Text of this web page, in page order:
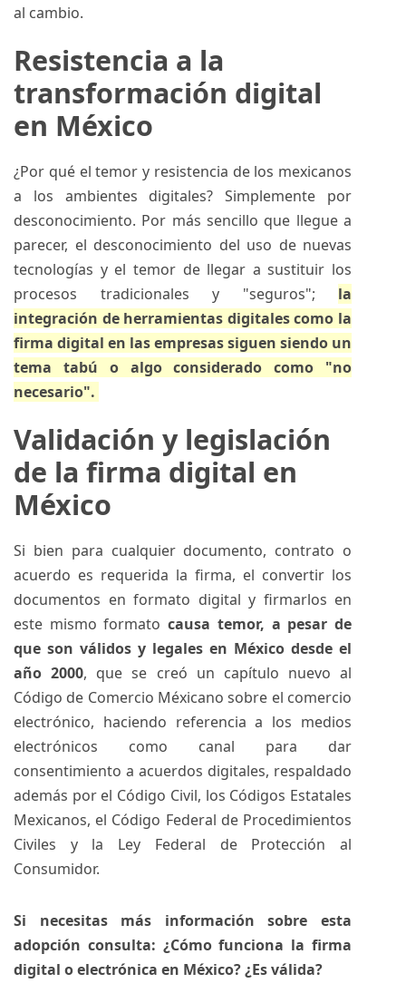
al cambio.
Resistencia a la
transformación digital
en México
¿Por qué el temor y resistencia de los mexicanos
a los ambientes digitales? Simplemente por
desconocimiento. Por más sencillo que llegue a
parecer, el desconocimiento del uso de nuevas
tecnologías y el temor de llegar a sustituir los
procesos tradicionales y "seguros"; la
integración de herramientas digitales como la
firma digital en las empresas siguen siendo un
tema tabú o algo considerado como "no
necesario".
Validación y legislación
de la firma digital en
México
Si bien para cualquier documento, contrato o
acuerdo es requerida la firma, el convertir los
documentos en formato digital y firmarlos en
este mismo formatocausa temor, a pesar de
que son válidos y legales en México desde el
año 2000, que se creó un capítulo nuevo al
Código de Comercio Méxicano sobre el comercio
electrónico, haciendo referencia a los medios
electrónicos como canal para dar
consentimiento a acuerdos digitales, respaldado
además por el Código Civil, los Códigos Estatales
Mexicanos, el Código Federal de Procedimientos
Civiles y la Ley Federal de Protección al
Consumidor.
Si necesitas más información sobre esta
adopción consulta: ¿Cómo funciona la firma
digital o electrónica en México? ¿Es válida?